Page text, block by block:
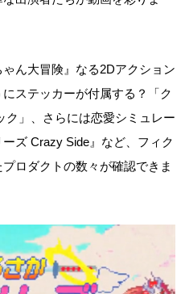
ん大冒険』なる2Dアクション
ステッカーが付属する？「ク
ク」、さらには恋愛シミュレー
ズ Crazy Side』など、フィク
ロダクトの数々が確認できま